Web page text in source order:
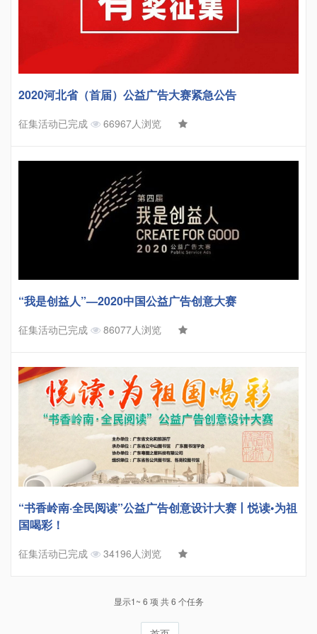
2020河北省（首届）公益广告大赛紧急公告
征集活动已完成 66967人浏览
“我是创益人”—2020中国公益广告创意大赛
征集活动已完成 86077人浏览
“书香岭南·全民阅读”公益广告创意设计大赛丨悦读•为祖
国喝彩！
征集活动已完成 34196人浏览
显示1~ 6 项 共 6 个任务